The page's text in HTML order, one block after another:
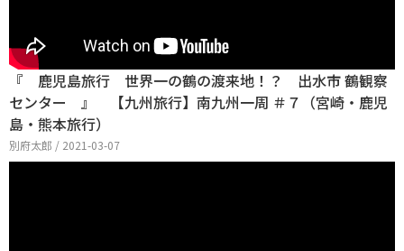
『 鹿児島旅行 世界一の鶴の渡来地！？ 出水市 鶴観察
センター 』 【九州旅行】南九州一周 ＃７​（宮崎・鹿児
島・熊本旅行）
別府太郎 / 2021-03-07